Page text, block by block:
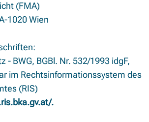
(FMA)
1020 Wien
- BWG, BGBl. Nr. 532/1993 idgF,
im Rechtsinformationssystem des
(RIS)
.